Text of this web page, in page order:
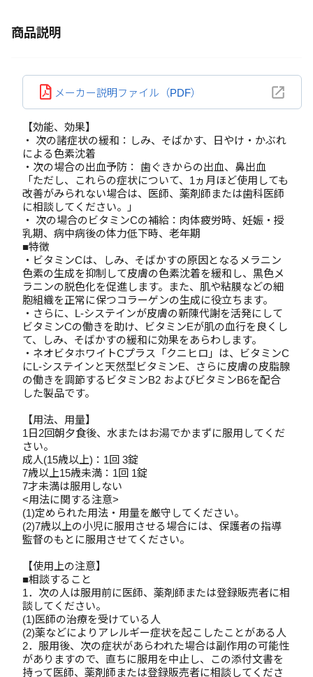
商品説明
メーカー説明ファイル（PDF）
【効能、効果】
・ 次の諸症状の緩和：しみ、そばかす、日やけ・かぶれ
による色素沈着
・次の場合の出血予防： 歯ぐきからの出血、鼻出血
「ただし、これらの症状について、1ヵ月ほど使用しても
改善がみられない場合は、医師、薬剤師または歯科医師
に相談してください。」
・ 次の場合のビタミンCの補給：肉体疲労時、妊娠・授
乳期、病中病後の体力低下時、老年期
■特徴
・ビタミンCは、しみ、そばかすの原因となるメラニン
色素の生成を抑制して皮膚の色素沈着を緩和し、黒色メ
ラニンの脱色化を促進します。また、肌や粘膜などの細
胞組織を正常に保つコラーゲンの生成に役立ちます。
・さらに、L-システインが皮膚の新陳代謝を活発にして
ビタミンCの働きを助け、ビタミンEが肌の血行を良くし
て、しみ、そばかすの緩和に効果をあらわします。
・ネオビタホワイトCプラス「クニヒロ」は、ビタミンC
にL-システインと天然型ビタミンE、さらに皮膚の皮脂腺
の働きを調節するビタミンB2 およびビタミンB6を配合
した製品です。
【用法、用量】
1日2回朝夕食後、水またはお湯でかまずに服用してくだ
さい。
成人(15歳以上)：1回 3錠
7歳以上15歳未満：1回 1錠
7才未満は服用しない
<用法に関する注意>
(1)定められた用法・用量を厳守してください。
(2)7歳以上の小児に服用させる場合には、保護者の指導
監督のもとに服用させてください。
【使用上の注意】
■相談すること
1．次の人は服用前に医師、薬剤師または登録販売者に相
談してください。
(1)医師の治療を受けている人
(2)薬などによりアレルギー症状を起こしたことがある人
2．服用後、次の症状があらわれた場合は副作用の可能性
がありますので、直ちに服用を中止し、この添付文書を
持って医師、薬剤師または登録販売者に相談してくださ